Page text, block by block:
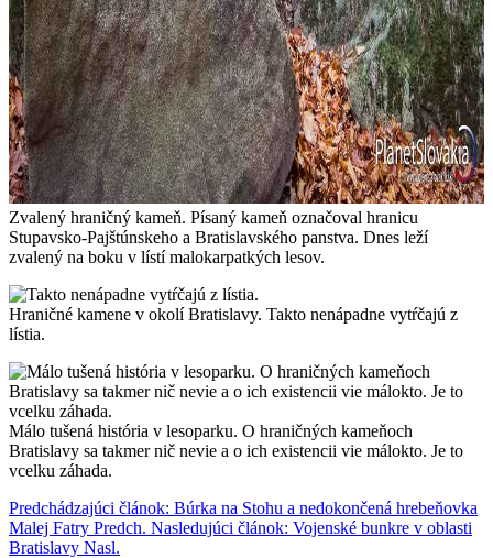
Zvalený hraničný kameň. Písaný kameň označoval hranicu
Stupavsko-Pajštúnskeho a Bratislavského panstva. Dnes leží
zvalený na boku v lístí malokarpatkých lesov.
Hraničné kamene v okolí Bratislavy. Takto nenápadne vytŕčajú z
lístia.
Málo tušená história v lesoparku. O hraničných kameňoch
Bratislavy sa takmer nič nevie a o ich existencii vie málokto. Je to
vcelku záhada.
Predchádzajúci článok: Búrka na Stohu a nedokončená hrebeňovka
Malej Fatry Predch. Nasledujúci článok: Vojenské bunkre v oblasti
Bratislavy Nasl.